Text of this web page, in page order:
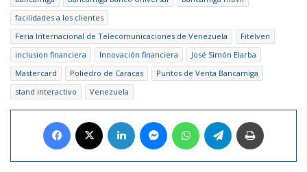
facilidades a los clientes
Feria Internacional de Telecomunicaciones de Venezuela
Fitelven
inclusion financiera
Innovación financiera
José Simón Elarba
Mastercard
Poliedro de Caracas
Puntos de Venta Bancamiga
stand interactivo
Venezuela
Facebook LinkedIn MessengerWhatsAppTelegram